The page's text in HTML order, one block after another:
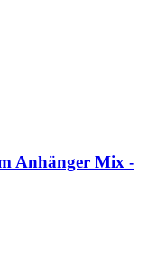
Anhänger Mix -​